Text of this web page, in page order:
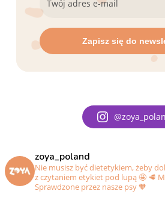
zoya_poland
Nie musisz być dietetykiem, żeby
z czytaniem etykiet pod lupą 🤩🥩
Sprawdzone przez nasze psy 🧡